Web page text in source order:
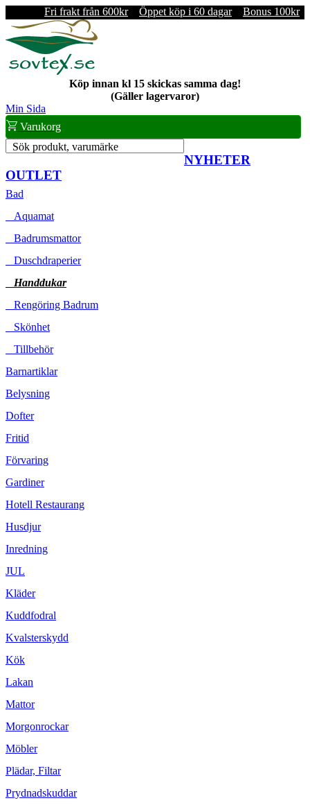
Fri frakt från 600kr Öppet köp i 60 dagar Bonus 100kr
Köp innan kl 15 skickas samma dag!
(Gäller lagervaror)
Min Sida
Varukorg
Sök produkt, varumärke
NYHETER
OUTLET
Bad
Aquamat
Badrumsmattor
Duschdraperier
Handdukar
Rengöring Badrum
Skönhet
Tillbehör
Barnartiklar
Belysning
Dofter
Fritid
Förvaring
Gardiner
Hotell Restaurang
Husdjur
Inredning
JUL
Kläder
Kuddfodral
Kvalsterskydd
Kök
Lakan
Mattor
Morgonrockar
Möbler
Plädar, Filtar
Prydnadskuddar